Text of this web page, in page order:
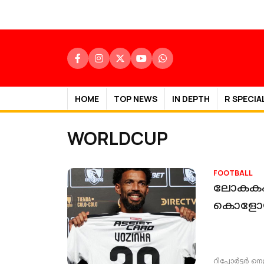
HOME TOP NEWS IN DEPTH R
WORLDCUP
FOOTBALL
റിപ്പോർട്ടർ